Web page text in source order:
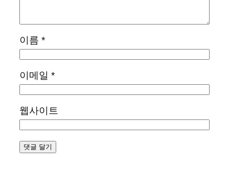
이름 *
이메일 *
웹사이트